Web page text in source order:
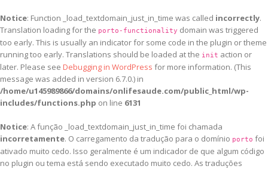
Notice: Function _load_textdomain_just_in_time was called incorrectly.
Translation loading for the porto-functionality domain was triggered
too early. This is usually an indicator for some code in the plugin or theme
running too early. Translations should be loaded at the init action or
later. Please see Debugging in WordPress for more information. (This
message was added in version 6.7.0.) in
/home/u145989866/domains/onlifesaude.com/public_html/wp-
includes/functions.php on line 6131
Notice: A função _load_textdomain_just_in_time foi chamada
incorretamente. O carregamento da tradução para o domínio porto foi
ativado muito cedo. Isso geralmente é um indicador de que algum código
no plugin ou tema está sendo executado muito cedo. As traduções